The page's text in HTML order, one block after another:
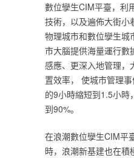
數位孿生CIM平臺，利
技術，以及遍佈大街小
物理城市和數位孿生城
市大腦提供海量運行數
感應、更深入地管理，
置效率， 使城市管理
的9小時縮短到1.5小時
到90%。
在浪潮數位孿生CIM平
時，浪潮新基建也在積